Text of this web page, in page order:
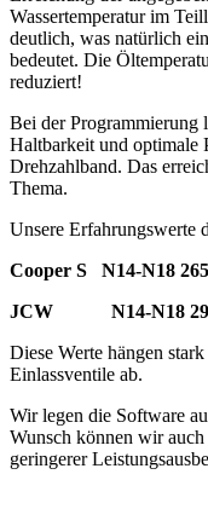
Wassertemperatur im
deutlich, was natürlich
bedeutet. Die
reduziert!
Bei der Programmierung
Haltbarkeit und optimale
Drehzahlband. Das
Thema.
Unsere Erfahrungswerte
Cooper S N14-N18
JCW N14-N18 290-
Diese Werte hängen
Einlassventile ab.
Wir legen die Software
Wunsch können wir
geringerer